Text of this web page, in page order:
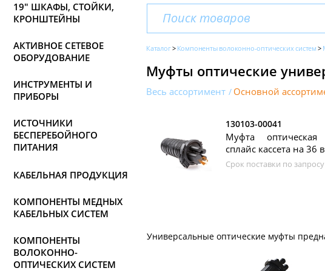
19" ШКАФЫ, СТОЙКИ,
КРОНШТЕЙНЫ
АКТИВНОЕ СЕТЕВОЕ
ОБОРУДОВАНИЕ
ИНСТРУМЕНТЫ И
ПРИБОРЫ
ИСТОЧНИКИ
БЕСПЕРЕБОЙНОГО
ПИТАНИЯ
КАБЕЛЬНАЯ ПРОДУКЦИЯ
КОМПОНЕНТЫ МЕДНЫХ
КАБЕЛЬНЫХ СИСТЕМ
КОМПОНЕНТЫ
ВОЛОКОННО-
ОПТИЧЕСКИХ СИСТЕМ
Каталог Компоненты волоконно-оптических систем
Муфты оптические
Весь ассортимент Основной
130103-00041
Муфта оптическая
сплайс кассета на
Срок поставки по запросу
Универсальные оптические муфты